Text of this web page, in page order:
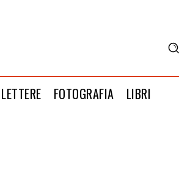
LETTERE FOTOGRAFIA LIBRI